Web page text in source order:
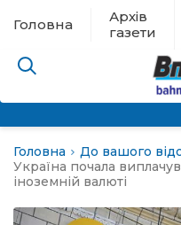
Головна
Архів
газети
евакуації
Головна
До вашого
Україна почала
іноземній валюті